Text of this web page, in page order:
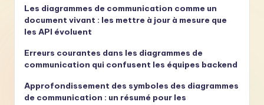
Les diagrammes de communication comme un
document vivant : les mettre à jour à mesure que
les API évoluent
Erreurs courantes dans les diagrammes de
communication qui confusent les équipes backend
Approfondissement des symboles des diagrammes
de communication : un résumé pour les